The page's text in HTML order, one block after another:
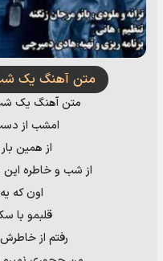
متن آهنگ یک
متن آهنگ یک
امشب از
از همین
از شب و خاطره این
اون که
قلبمو با
رفتم از